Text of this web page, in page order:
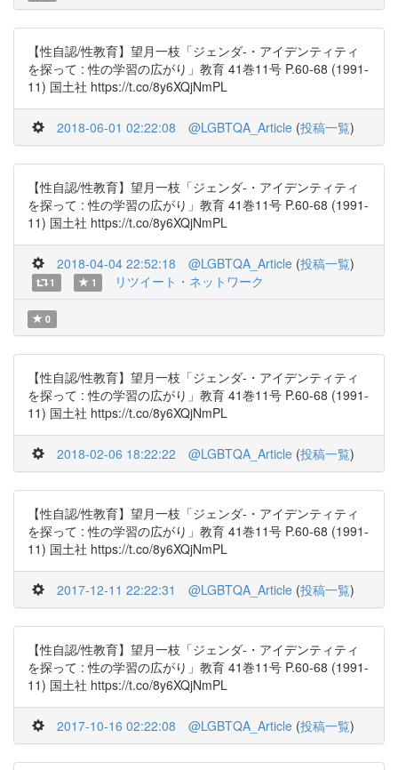
【性自認/性教育】望月一枝「ジェンダ-・アイデンティティ
を探って : 性の学習の広がり」教育 41巻11号 P.60-68 (1991-
11) 国土社 https://t.co/8y6XQjNmPL
2018-06-01 02:22:08 @LGBTQA_Article (投稿一覧)
【性自認/性教育】望月一枝「ジェンダ-・アイデンティティ
を探って : 性の学習の広がり」教育 41巻11号 P.60-68 (1991-
11) 国土社 https://t.co/8y6XQjNmPL
2018-04-04 22:52:18 @LGBTQA_Article (投稿一覧)
1 1 リツイート・ネットワーク
0
【性自認/性教育】望月一枝「ジェンダ-・アイデンティティ
を探って : 性の学習の広がり」教育 41巻11号 P.60-68 (1991-
11) 国土社 https://t.co/8y6XQjNmPL
2018-02-06 18:22:22 @LGBTQA_Article (投稿一覧)
【性自認/性教育】望月一枝「ジェンダ-・アイデンティティ
を探って : 性の学習の広がり」教育 41巻11号 P.60-68 (1991-
11) 国土社 https://t.co/8y6XQjNmPL
2017-12-11 22:22:31 @LGBTQA_Article (投稿一覧)
【性自認/性教育】望月一枝「ジェンダ-・アイデンティティ
を探って : 性の学習の広がり」教育 41巻11号 P.60-68 (1991-
11) 国土社 https://t.co/8y6XQjNmPL
2017-10-16 02:22:08 @LGBTQA_Article (投稿一覧)